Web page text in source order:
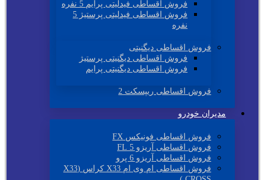
فروش اقساطی فیدلیتی پرایم 5 نفره
فروش اقساطی فیدلیتی پرستیژ 5
نفره
فروش اقساطی دیگنیتی
فروش اقساطی دیگنیتی پرستیژ
فروش اقساطی دیگنیتی پرایم
فروش اقساطی ریپسکت 2
مدیران خودرو
فروش اقساطی فونیکس FX
فروش اقساطی آریزو 5 FL
فروش اقساطی آریزو 6 پرو
فروش اقساطی ام وی ام X33 کراس (X33